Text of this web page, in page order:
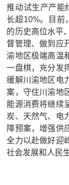
推动试生产产能
长超10%。目前
的历史高位水平
督管理、做到应
渝地区极端高温
一盘棋，充分发
缓解川渝地区电
案，守住川渝地
能源消费将继续
炭、天然气、电
障预案，增强供
全力以赴做好迎
社会发展和人民